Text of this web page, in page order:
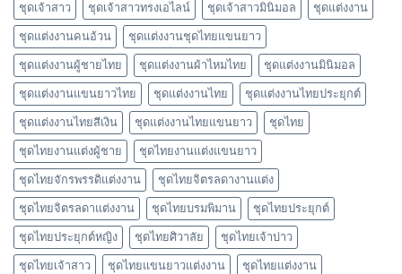
ชุดเจ้าสาว ชุดเจ้าสาวทรงเอไลน์ ชุดเจ้าสาวมินิมอล ชุดแต่งงาน
ชุดแต่งงานคนอ้วน ชุดแต่งงานชุดไทยแขนยาว
ชุดแต่งงานผู้ชายไทย ชุดแต่งงานผ้าไหมไทย ชุดแต่งงานมินิมอล
ชุดแต่งงานแขนยาวไทย ชุดแต่งงานไทย ชุดแต่งงานไทยประยุกต์
ชุดแต่งงานไทยสีเงิน ชุดแต่งงานไทยแขนยาว ชุดไทย
ชุดไทยงานแต่งผู้ชาย ชุดไทยงานแต่งแขนยาว
ชุดไทยจักรพรรดิแต่งงาน ชุดไทยจิตรลดางานแต่ง
ชุดไทยจิตรลดาแต่งงาน ชุดไทยบรมพิมาน ชุดไทยประยุกต์
ชุดไทยประยุกต์หญิง ชุดไทยศิวาลัย ชุดไทยเจ้าบ่าว
ชุดไทยเจ้าสาว ชุดไทยแขนยาวแต่งงาน ชุดไทยแต่งงาน